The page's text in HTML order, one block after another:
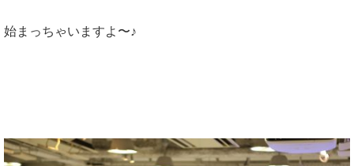
始まっちゃいますよ〜♪